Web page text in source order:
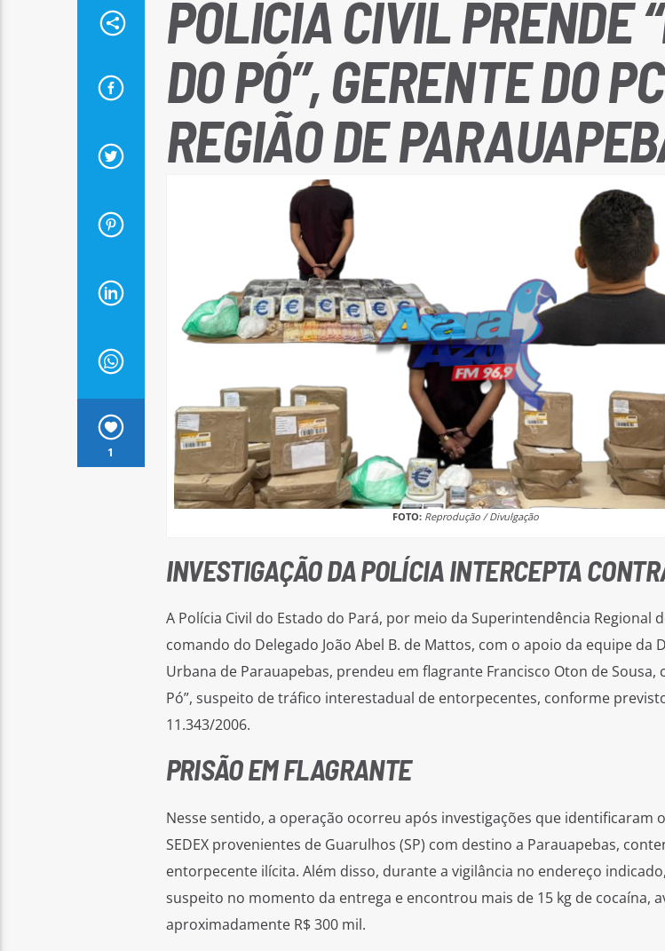
1
POLÍCIA CIVIL PRENDE
DO PÓ”, GERENTE DO
REGIÃO DE
FOTO: Reprodução / Divulgação
INVESTIGAÇÃO DA POLÍCIA INTERCEPTA
A Polícia Civil do Estado do Pará, por meio da Superintendência Regional
comando do Delegado João Abel B. de Mattos, com o apoio da equipe da
Urbana de Parauapebas, prendeu em flagrante Francisco Oton de Sousa,
Pó”, suspeito de tráfico interestadual de entorpecentes, conforme
11.343/2006.
PRISÃO EM FLAGRANTE
Nesse sentido, a operação ocorreu após investigações que identificaram
SEDEX provenientes de Guarulhos (SP) com destino a Parauapebas,
entorpecente ilícita. Além disso, durante a vigilância no endereço
suspeito no momento da entrega e encontrou mais de 15 kg de cocaína,
aproximadamente R$ 300 mil.